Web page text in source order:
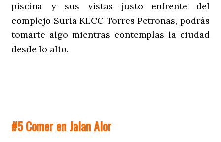
piscina y sus vistas justo enfrente del
complejo Suria KLCC Torres Petronas, podrás
tomarte algo mientras contemplas la ciudad
desde lo alto.
#5 Comer en Jalan Alor